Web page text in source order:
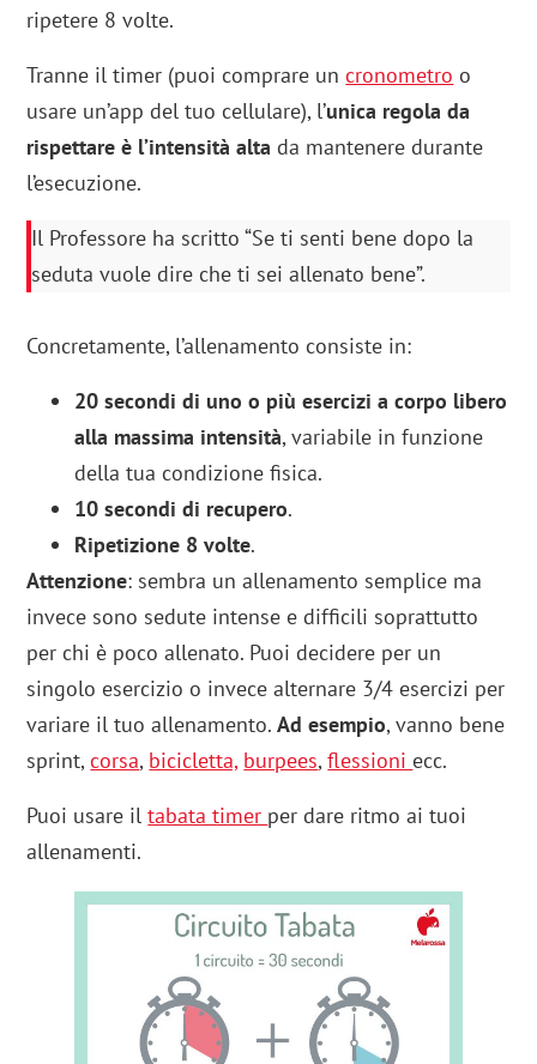
ripetere 8 volte.
Tranne il timer (puoi comprare uncronometro o
usare un’app del tuo cellulare), l’unica regola da
rispettare è l’intensità alta da mantenere durante
l’esecuzione.
Il Professore ha scritto “Se ti senti bene dopo la
seduta vuole dire che ti sei allenato bene”.
Concretamente, l’allenamento consiste in:
20 secondi di uno o più esercizi a corpo libero
alla massima intensità, variabile in funzione
della tua condizione fisica.
10 secondi di recupero.
Ripetizione 8 volte.
Attenzione: sembra un allenamento semplice ma
invece sono sedute intense e difficili soprattutto
per chi è poco allenato. Puoi decidere per un
singolo esercizio o invece alternare 3/4 esercizi per
variare il tuo allenamento.Ad esempio, vanno bene
sprint,corsa, bicicletta, burpees,flessioni ecc.
Puoi usare iltabata timer per dare ritmo ai tuoi
allenamenti.